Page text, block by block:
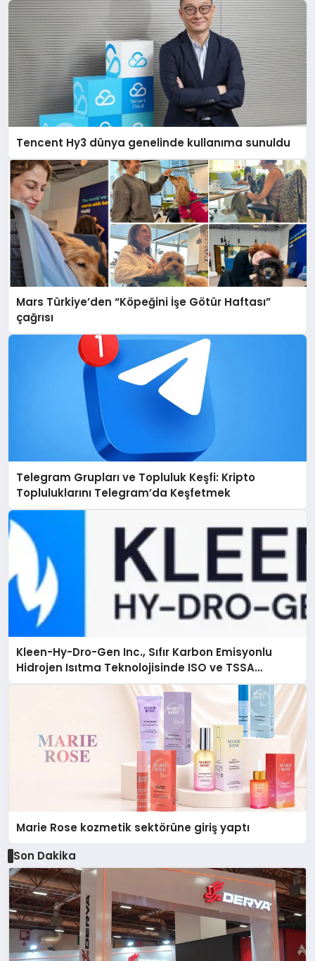
Tencent Hy3 dünya genelinde kullanıma sunuldu
Mars Türkiye’den “Köpeğini İşe Götür Haftası”
çağrısı
Telegram Grupları ve Topluluk Keşfi: Kripto
Topluluklarını Telegram’da Keşfetmek
Kleen-Hy-Dro-Gen Inc., Sıfır Karbon Emisyonlu
Hidrojen Isıtma Teknolojisinde ISO ve TSSA
Düzenleyici Onaylarını Aldı
Marie Rose kozmetik sektörüne giriş yaptı
Son Dakika